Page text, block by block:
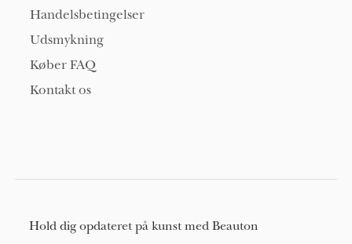
Handelsbetingelser
Udsmykning
Køber FAQ
Kontakt os
Hold dig opdateret på kunst med Beauton